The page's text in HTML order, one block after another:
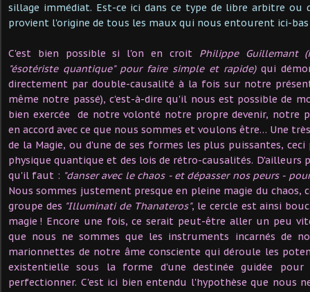
sillage immédiat. Est-ce ici dans ce type de libre arbitre ou
provient l'origine de tous les maux qui nous entourent ici-bas
C'est bien possible si l'on en croit Philippe Guillemant
"ésotériste quantique" pour faire simple et rapide)qui
directement par double-causalité à la fois sur notre
même notre passé), c'est-à-dire qu'il nous est possible de
bien exercée de notre volonté notre propre devenir, notre
en accord avec ce que nous sommes et voulons être… Une
de la Magie, ou d'une de ses formes les plus puissantes,
physique quantique et des lois de rétro-causalités. D'ailleurs
qu'il faut : "danser avec le chaos - et dépasser nos peurs -
Nous sommes justement presque en pleine magie du chaos,
groupe des "Illuminati de Thanateros", le cercle est ainsi
magie ! Encore une fois, ce serait peut-être aller un peu
que nous ne sommes que les instruments incarnés de
marionnettes de notre âme consciente qui déroule les
existentielle sous la forme d'une destinée guidée pour
perfectionner. C'est ici bien entendu l'hypothèse que nous